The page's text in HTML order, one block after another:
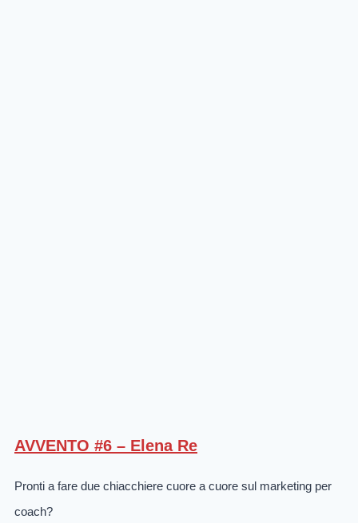
AVVENTO #6 – Elena Re
Pronti a fare due chiacchiere cuore a cuore sul marketing per
coach?